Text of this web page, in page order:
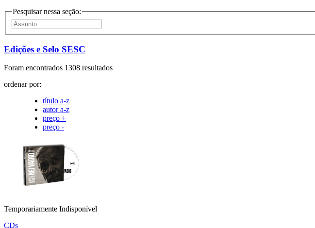
Pesquisar nessa seção:
Edições e Selo SESC
Foram encontrados 1308 resultados
ordenar por:
título a-z
autor a-z
preço +
preço -
Temporariamente Indisponível
CDs